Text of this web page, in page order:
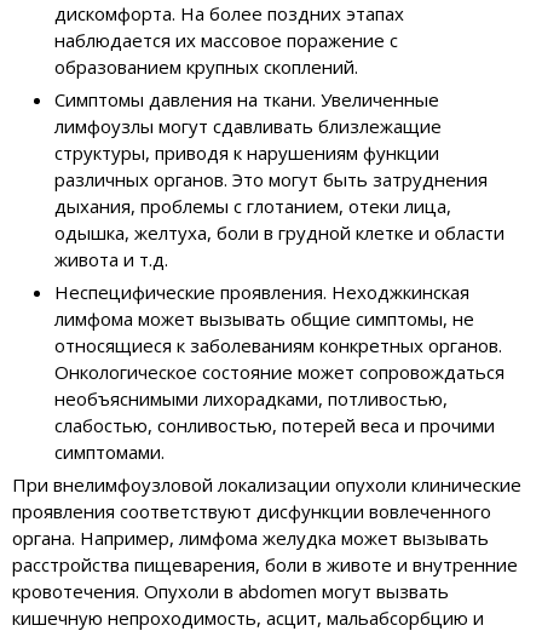
дискомфорта. На более поздних этапах
наблюдается их массовое поражение с
образованием крупных скоплений.
Симптомы давления на ткани. Увеличенные
лимфоузлы могут сдавливать близлежащие
структуры, приводя к нарушениям функции
различных органов. Это могут быть затруднения
дыхания, проблемы с глотанием, отеки лица,
одышка, желтуха, боли в грудной клетке и области
живота и т.д.
Неспецифические проявления. Неходжкинская
лимфома может вызывать общие симптомы, не
относящиеся к заболеваниям конкретных органов.
Онкологическое состояние может сопровождаться
необъяснимыми лихорадками, потливостью,
слабостью, сонливостью, потерей веса и прочими
симптомами.
При внелимфоузловой локализации опухоли клинические
проявления соответствуют дисфункции вовлеченного
органа. Например, лимфома желудка может вызывать
расстройства пищеварения, боли в животе и внутренние
кровотечения. Опухоли в abdomen могут вызвать
кишечную непроходимость, асцит, мальабсорбцию и